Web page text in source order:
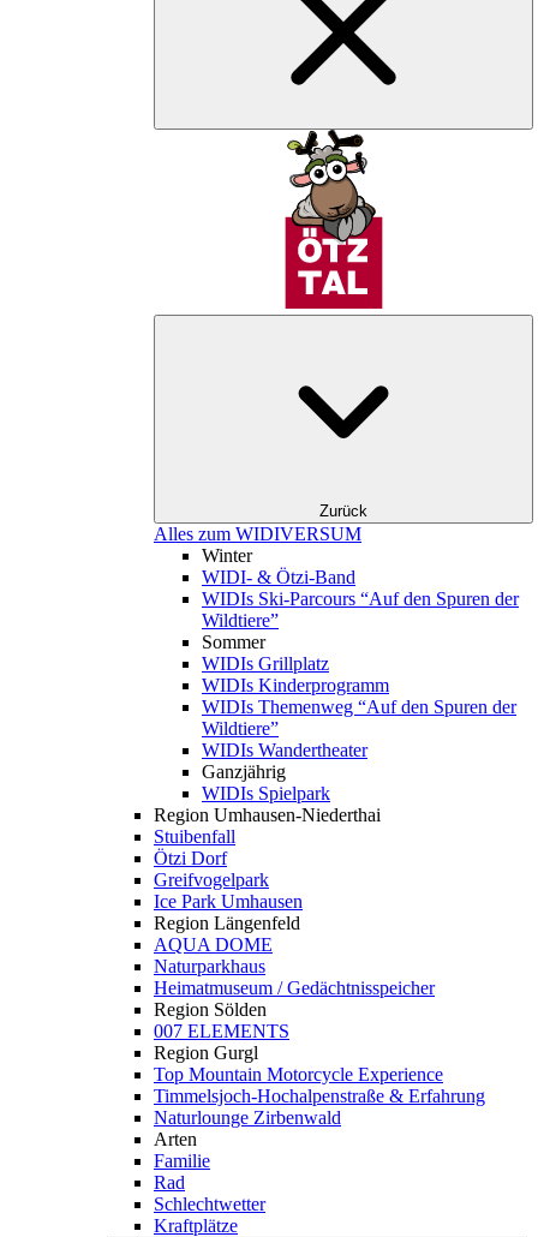
Zurück
Alles zum WIDIVERSUM
Winter
WIDI- & Ötzi-Band
WIDIs Ski-Parcours “Auf den Spuren der
Wildtiere”
Sommer
WIDIs Grillplatz
WIDIs Kinderprogramm
WIDIs Themenweg “Auf den Spuren der
Wildtiere”
WIDIs Wandertheater
Ganzjährig
WIDIs Spielpark
Region Umhausen-Niederthai
Stuibenfall
Ötzi Dorf
Greifvogelpark
Ice Park Umhausen
Region Längenfeld
AQUA DOME
Naturparkhaus
Heimatmuseum / Gedächtnisspeicher
Region Sölden
007 ELEMENTS
Region Gurgl
Top Mountain Motorcycle Experience
Timmelsjoch-Hochalpenstraße & Erfahrung
Naturlounge Zirbenwald
Arten
Familie
Rad
Schlechtwetter
Kraftplätze